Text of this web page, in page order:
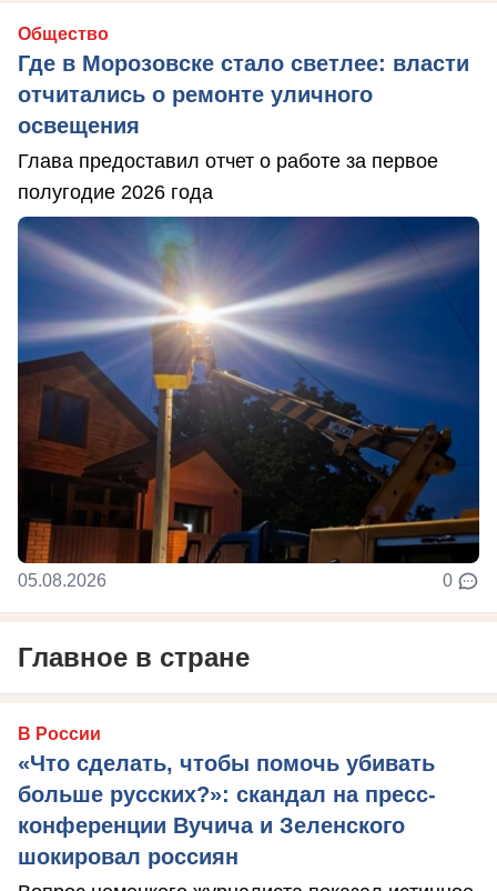
Общество
Где в Морозовске стало светлее: власти
отчитались о ремонте уличного
освещения
Глава предоставил отчет о работе за первое
полугодие 2026 года
05.08.2026 0
Главное в стране
В России
«Что сделать, чтобы помочь убивать
больше русских?»: скандал на пресс-
конференции Вучича и Зеленского
шокировал россиян